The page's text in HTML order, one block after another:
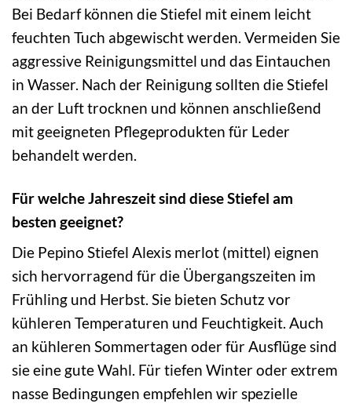
Bei Bedarf können die Stiefel mit einem leicht
feuchten Tuch abgewischt werden. Vermeiden Sie
aggressive Reinigungsmittel und das Eintauchen
in Wasser. Nach der Reinigung sollten die Stiefel
an der Luft trocknen und können anschließend
mit geeigneten Pflegeprodukten für Leder
behandelt werden.
Für welche Jahreszeit sind diese Stiefel am
besten geeignet?
Die Pepino Stiefel Alexis merlot (mittel) eignen
sich hervorragend für die Übergangszeiten im
Frühling und Herbst. Sie bieten Schutz vor
kühleren Temperaturen und Feuchtigkeit. Auch
an kühleren Sommertagen oder für Ausflüge sind
sie eine gute Wahl. Für tiefen Winter oder extrem
nasse Bedingungen empfehlen wir spezielle